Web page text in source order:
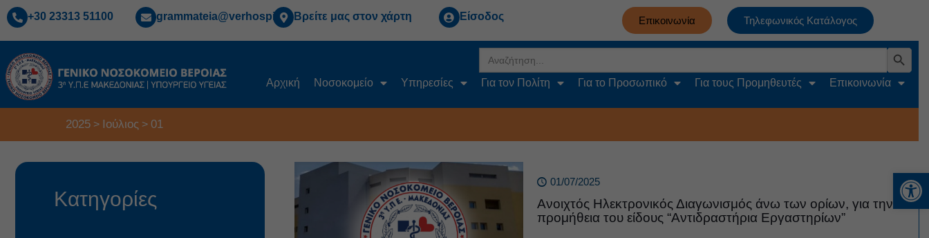
+30 23313 51100 grammateia@verhospi.gr Βρείτε μας στον χάρτη Είσοδος Επικοινωνία Τηλεφωνικός Κατάλογος
for:
Search Button
Αρχική Νοσοκομείο Υπηρεσίες Για τον Πολίτη Για το Προσωπικό Για τους Προμηθευτές Επικοινωνία
2025> Ιούλιος > 01
01/07/2025
Ανοιχτός Ηλεκτρονικός Διαγωνισμός άνω των ορίων, για την
προμήθεια του είδους “Αντιδραστήρια Εργαστηρίων”
Κατηγορίες